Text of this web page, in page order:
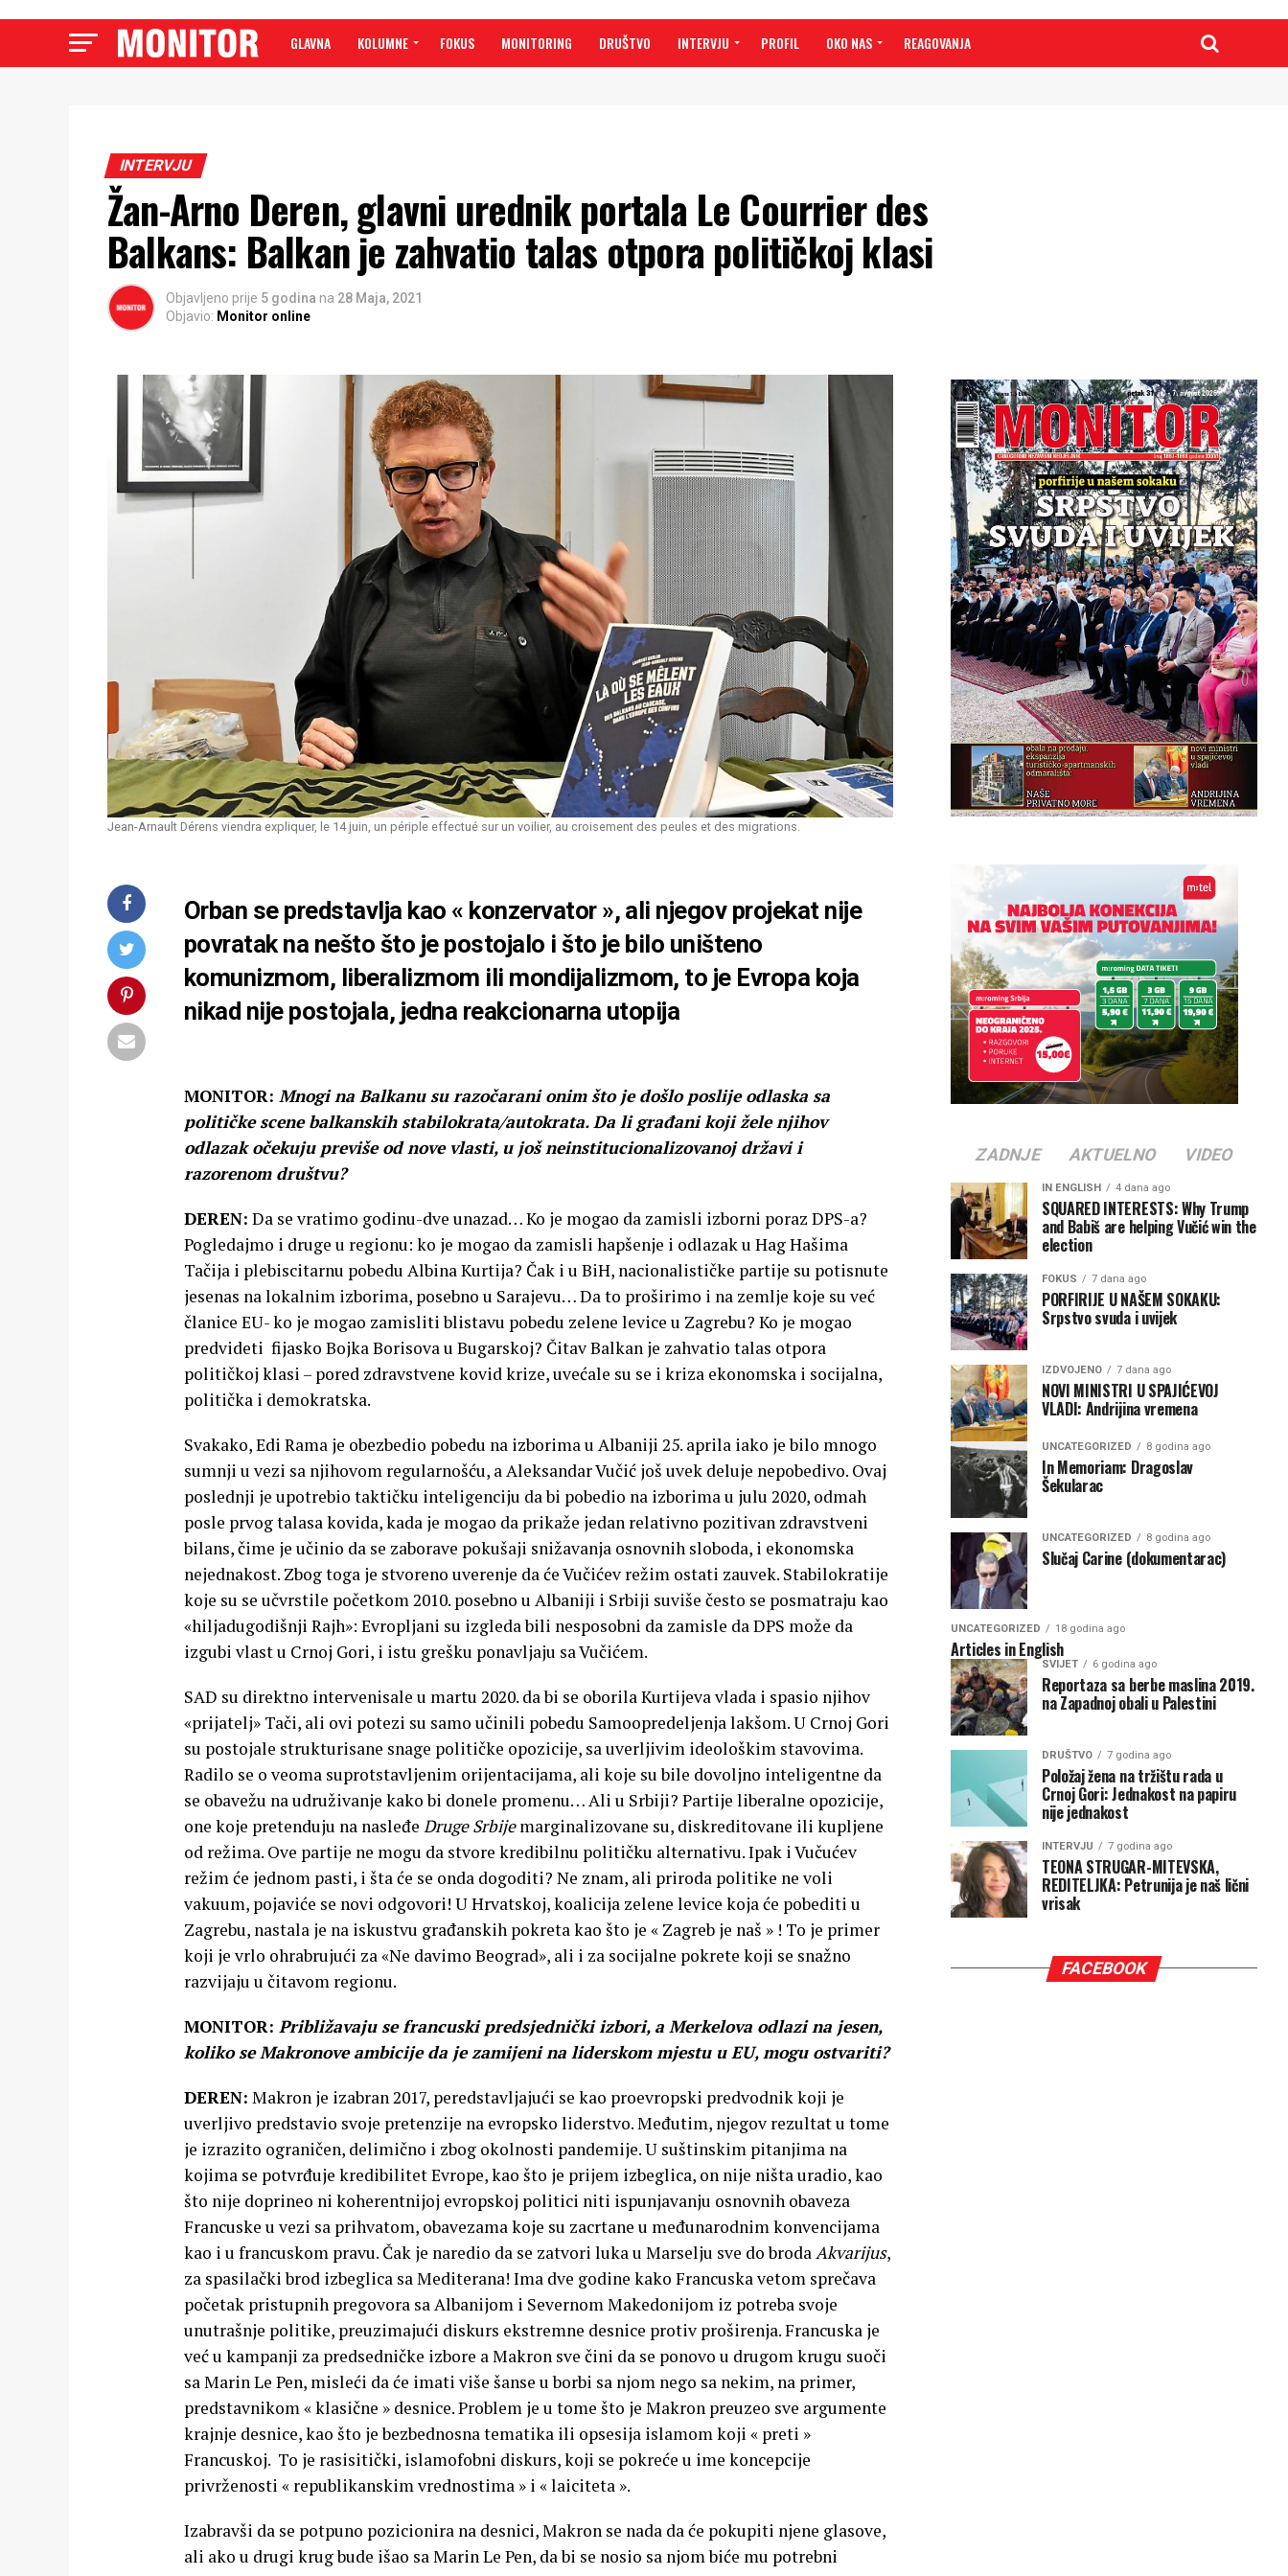
GLAVNA KOLUMNE FOKUS MONITORING DRUŠTVO INTERVJU PROFIL OKO NAS REAGOVANJA
INTERVJU
Žan-Arno Deren, glavni urednik portala Le Courrier des
Balkans: Balkan je zahvatio talas otpora političkoj klasi
Objavljeno prije 5 godina na 28 Maja, 2021
Objavio: Monitor online
Jean-Arnault Dérens viendra expliquer, le 14 juin, un périple effectué sur un voilier, au croisement des peules et des migrations.
Orban se predstavlja kao « konzervator », ali njegov projekat nije
povratak na nešto što je postojalo i što je bilo uništeno
komunizmom, liberalizmom ili mondijalizmom, to je Evropa koja
nikad nije postojala, jedna reakcionarna utopija
MONITOR: Mnogi na Balkanu su razočarani onim što je došlo poslije odlaska sa
političke scene balkanskih stabilokrata/autokrata. Da li građani koji žele njihov
odlazak očekuju previše od nove vlasti, u još neinstitucionalizovanoj državi i
razorenom društvu?
DEREN: Da se vratimo godinu-dve unazad… Ko je mogao da zamisli izborni poraz DPS-a?
Pogledajmo i druge u regionu: ko je mogao da zamisli hapšenje i odlazak u Hag Hašima
Tačija i plebiscitarnu pobedu Albina Kurtija? Čak i u BiH, nacionalističke partije su potisnute
jesenas na lokalnim izborima, posebno u Sarajevu… Da to proširimo i na zemlje koje su već
članice EU- ko je mogao zamisliti blistavu pobedu zelene levice u Zagrebu? Ko je mogao
predvideti fijasko Bojka Borisova u Bugarskoj? Čitav Balkan je zahvatio talas otpora
političkoj klasi – pored zdravstvene kovid krize, uvećale su se i kriza ekonomska i socijalna,
politička i demokratska.
Svakako, Edi Rama je obezbedio pobedu na izborima u Albaniji 25. aprila iako je bilo mnogo
sumnji u vezi sa njihovom regularnošću, a Aleksandar Vučić još uvek deluje nepobedivo. Ovaj
poslednji je upotrebio taktičku inteligenciju da bi pobedio na izborima u julu 2020, odmah
posle prvog talasa kovida, kada je mogao da prikaže jedan relativno pozitivan zdravstveni
bilans, čime je učinio da se zaborave pokušaji snižavanja osnovnih sloboda, i ekonomska
nejednakost. Zbog toga je stvoreno uverenje da će Vučićev režim ostati zauvek. Stabilokratije
koje su se učvrstile početkom 2010. posebno u Albaniji i Srbiji suviše često se posmatraju kao
«hiljadugodišnji Rajh»: Evropljani su izgleda bili nesposobni da zamisle da DPS može da
izgubi vlast u Crnoj Gori, i istu grešku ponavljaju sa Vučićem.
SAD su direktno intervenisale u martu 2020. da bi se oborila Kurtijeva vlada i spasio njihov
«prijatelj» Tači, ali ovi potezi su samo učinili pobedu Samoopredeljenja lakšom. U Crnoj Gori
su postojale strukturisane snage političke opozicije, sa uverljivim ideološkim stavovima.
Radilo se o veoma suprotstavljenim orijentacijama, ali koje su bile dovoljno inteligentne da
se obavežu na udruživanje kako bi donele promenu… Ali u Srbiji? Partije liberalne opozicije,
one koje pretenduju na nasleđe Druge Srbijemarginalizovane su, diskreditovane ili kupljene
od režima. Ove partije ne mogu da stvore kredibilnu političku alternativu. Ipak i Vučućev
režim će jednom pasti, i šta će se onda dogoditi? Ne znam, ali priroda politike ne voli
vakuum, pojaviće se novi odgovori! U Hrvatskoj, koalicija zelene levice koja će pobediti u
Zagrebu, nastala je na iskustvu građanskih pokreta kao što je « Zagreb je naš » ! To je primer
koji je vrlo ohrabrujući za «Ne davimo Beograd», ali i za socijalne pokrete koji se snažno
razvijaju u čitavom regionu.
MONITOR: Približavaju se francuski predsjednički izbori, a Merkelova odlazi na jesen,
koliko se Makronove ambicije da je zamijeni na liderskom mjestu u EU, mogu ostvariti?
DEREN: Makron je izabran 2017, peredstavljajući se kao proevropski predvodnik koji je
uverljivo predstavio svoje pretenzije na evropsko liderstvo. Međutim, njegov rezultat u tome
je izrazito ograničen, delimično i zbog okolnosti pandemije. U suštinskim pitanjima na
kojima se potvrđuje kredibilitet Evrope, kao što je prijem izbeglica, on nije ništa uradio, kao
što nije doprineo ni koherentnijoj evropskoj politici niti ispunjavanju osnovnih obaveza
Francuske u vezi sa prihvatom, obavezama koje su zacrtane u međunarodnim konvencijama
kao i u francuskom pravu. Čak je naredio da se zatvori luka u Marselju sve do brodaAkvarijus,
za spasilački brod izbeglica sa Mediterana! Ima dve godine kako Francuska vetom sprečava
početak pristupnih pregovora sa Albanijom i Severnom Makedonijom iz potreba svoje
unutrašnje politike, preuzimajući diskurs ekstremne desnice protiv proširenja. Francuska je
već u kampanji za predsedničke izbore a Makron sve čini da se ponovo u drugom krugu suoči
sa Marin Le Pen, misleći da će imati više šanse u borbi sa njom nego sa nekim, na primer,
predstavnikom « klasične » desnice. Problem je u tome što je Makron preuzeo sve argumente
krajnje desnice, kao što je bezbednosna tematika ili opsesija islamom koji « preti »
Francuskoj. To je rasisitički, islamofobni diskurs, koji se pokreće u ime koncepcije
privrženosti « republikanskim vrednostima » i « laiciteta ».
Izabravši da se potpuno pozicionira na desnici, Makron se nada da će pokupiti njene glasove,
ali ako u drugi krug bude išao sa Marin Le Pen, da bi se nosio sa njom biće mu potrebni
ZADNJE AKTUELNO VIDEO
IN ENGLISH 4 dana ago
SQUARED INTERESTS: Why Trump
and Babiš are helping Vučić win the
election
FOKUS 7 dana ago
PORFIRIJE U NAŠEM SOKAKU:
Srpstvo svuda i uvijek
IZDVOJENO 7 dana ago
NOVI MINISTRI U SPAJIĆEVOJ
VLADI: Andrijina vremena
UNCATEGORIZED 8 godina ago
In Memoriam: Dragoslav
Šekularac
UNCATEGORIZED 8 godina ago
Slučaj Carine (dokumentarac)
UNCATEGORIZED 18 godina ago
Articles in English
SVIJET 6 godina ago
Reportaza sa berbe maslina 2019.
na Zapadnoj obali u Palestini
DRUŠTVO 7 godina ago
Položaj žena na tržištu rada u
Crnoj Gori: Jednakost na papiru
nije jednakost
INTERVJU 7 godina ago
TEONA STRUGAR-MITEVSKA,
REDITELJKA: Petrunija je naš lični
vrisak
FACEBOOK